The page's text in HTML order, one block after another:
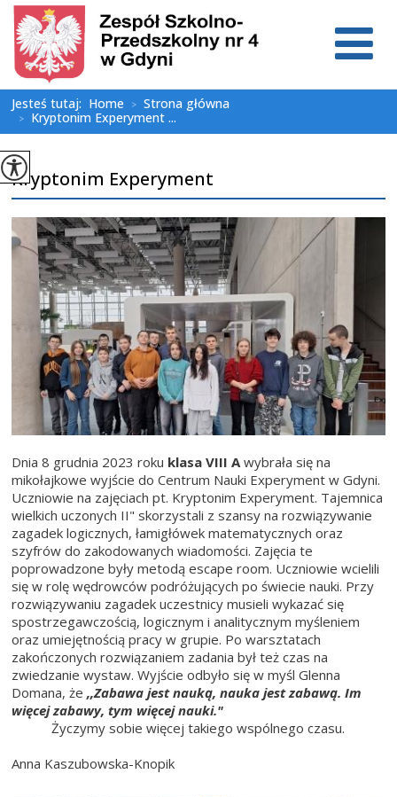
Jesteś tutaj: Home > Strona główna
> Kryptonim Experyment ...
Kryptonim Experyment
Dnia 8 grudnia 2023 roku klasa VIII Awybrała się na
mikołajkowe wyjście do Centrum Nauki Experyment w Gdyni.
Uczniowie na zajęciach pt. Kryptonim Experyment. Tajemnica
wielkich uczonych II" skorzystali z szansy na rozwiązywanie
zagadek logicznych, łamigłówek matematycznych oraz
szyfrów do zakodowanych wiadomości. Zajęcia te
poprowadzone były metodą escape room. Uczniowie wcielili
się w rolę wędrowców podróżujących po świecie nauki. Przy
rozwiązywaniu zagadek uczestnicy musieli wykazać się
spostrzegawczością, logicznym i analitycznym myśleniem
oraz umiejętnością pracy w grupie. Po warsztatach
zakończonych rozwiązaniem zadania był też czas na
zwiedzanie wystaw. Wyjście odbyło się w myśl Glenna
Domana, że,,Zabawa jest nauką, nauka jest zabawą. Im
więcej zabawy, tym więcej nauki."
Życzymy sobie więcej takiego wspólnego czasu.
Anna Kaszubowska-Knopik